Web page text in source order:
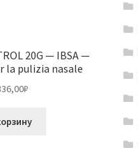
20G — IBSA —
la pulizia nasale
₽